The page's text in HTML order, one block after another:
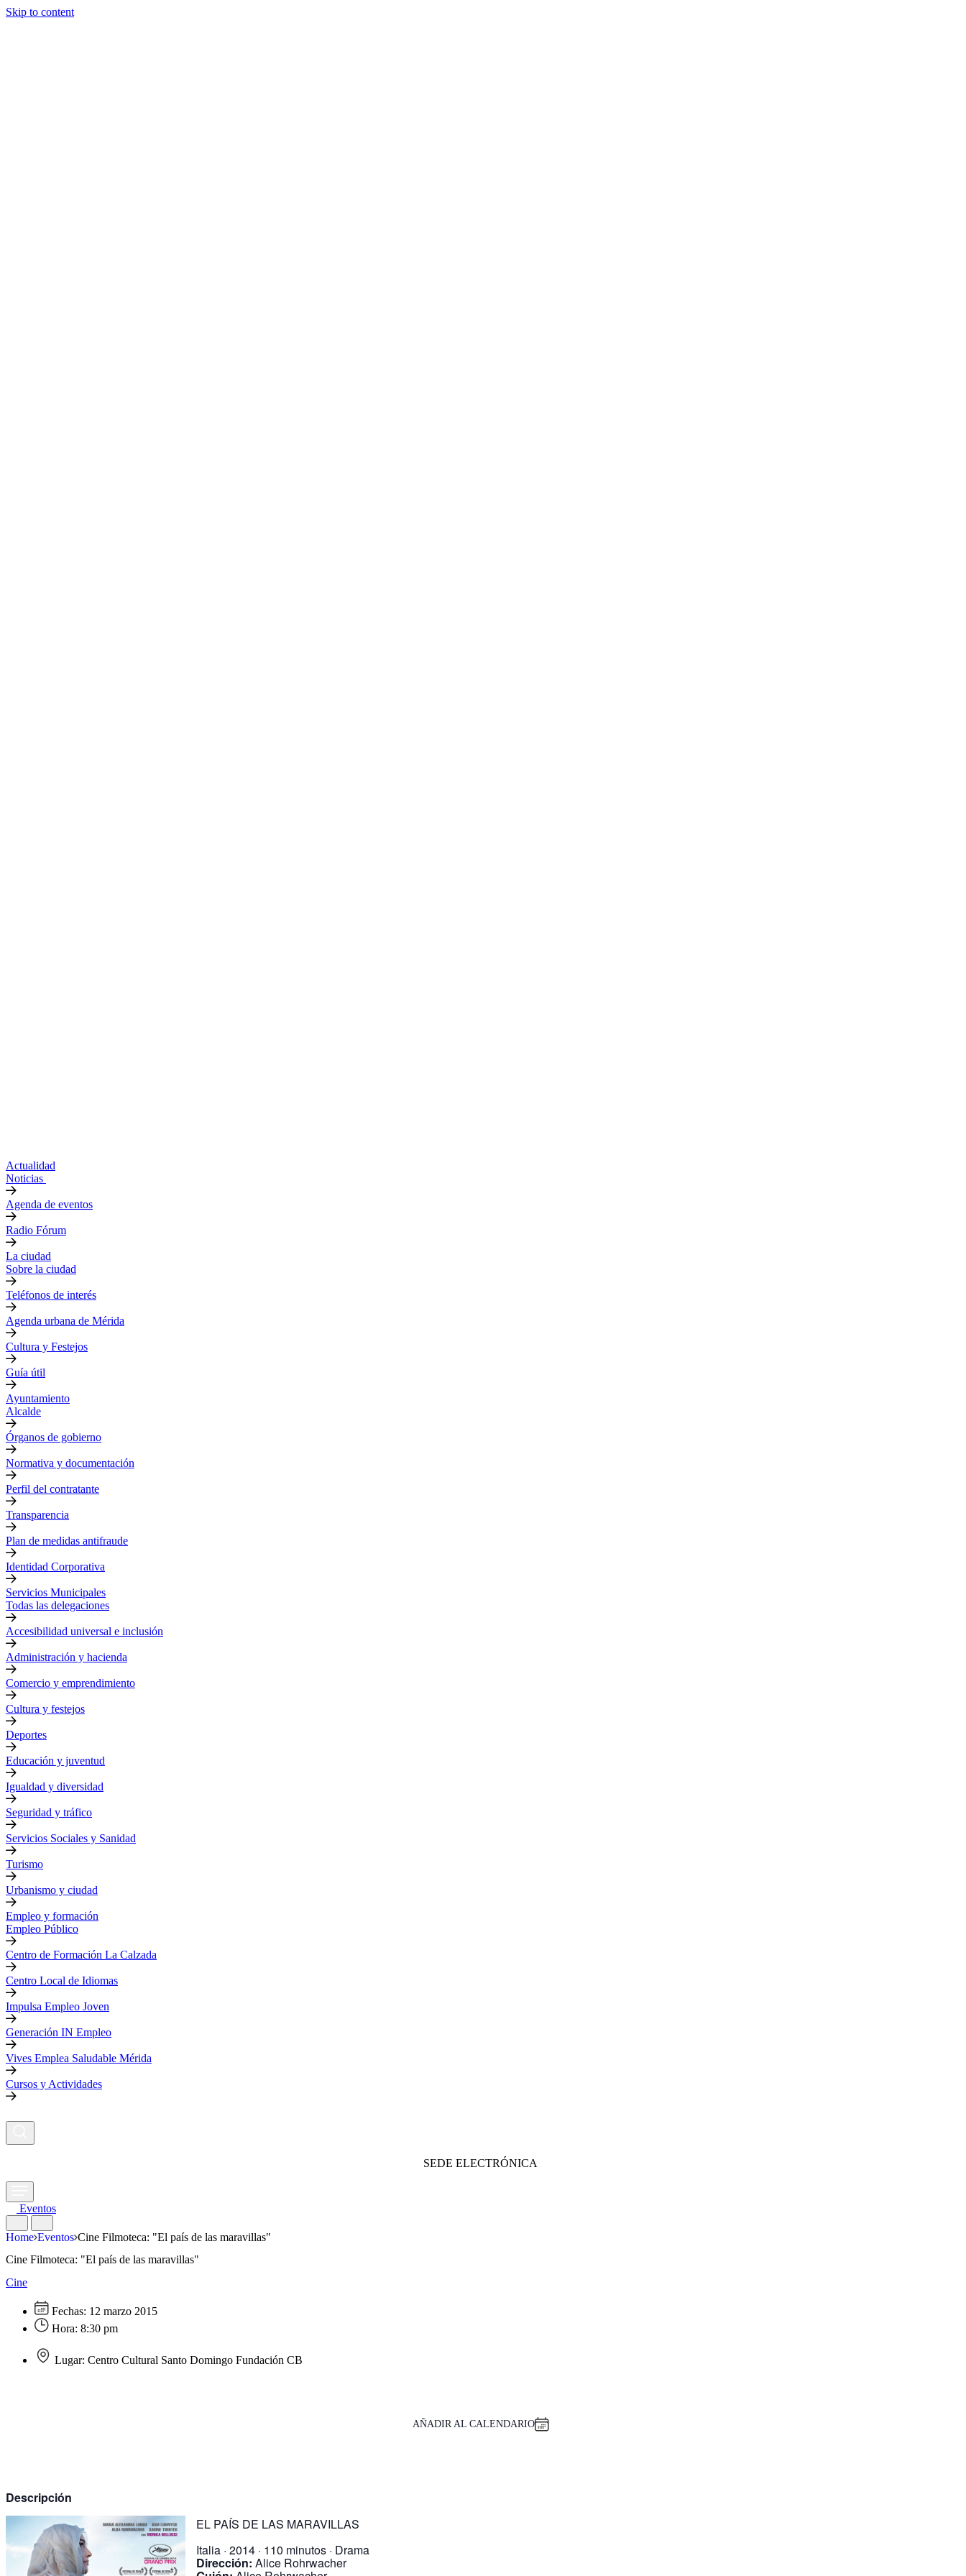
Skip to content
Actualidad
Noticias
Agenda de eventos
Radio Fórum
La ciudad
Sobre la ciudad
Teléfonos de interés
Agenda urbana de Mérida
Cultura y Festejos
Guía útil
Ayuntamiento
Alcalde
Órganos de gobierno
Normativa y documentación
Perfil del contratante
Transparencia
Plan de medidas antifraude
Identidad Corporativa
Servicios Municipales
Todas las delegaciones
Accesibilidad universal e inclusión
Administración y hacienda
Comercio y emprendimiento
Cultura y festejos
Deportes
Educación y juventud
Igualdad y diversidad
Seguridad y tráfico
Servicios Sociales y Sanidad
Turismo
Urbanismo y ciudad
Empleo y formación
Empleo Público
Centro de Formación La Calzada
Centro Local de Idiomas
Impulsa Empleo Joven
Generación IN Empleo
Vives Emplea Saludable Mérida
Cursos y Actividades
SEDE ELECTRÓNICA
Eventos
Home Eventos Cine Filmoteca: "El país de las maravillas"
Cine Filmoteca: "El país de las maravillas"
Cine
Fechas: 12 marzo 2015
Hora: 8:30 pm
Lugar: Centro Cultural Santo Domingo Fundación CB
AÑADIR AL CALENDARIO
Descripción
EL PAÍS DE LAS MARAVILLAS
Italia · 2014 · 110 minutos · Drama
Dirección: Alice Rohrwacher